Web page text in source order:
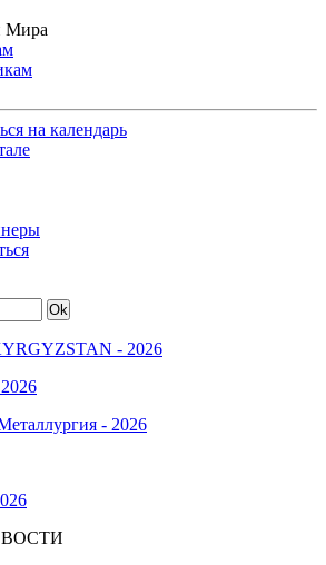
Мира
на календарь